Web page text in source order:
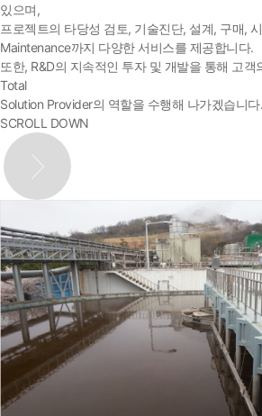
있으며,
프로젝트의 타당성 검토, 기술진단, 설계, 구매,
Maintenance까지 다양한 서비스를 제공합니다.
또한, R&D의 지속적인 투자 및 개발을 통해 고
Total
Solution Provider의 역할을 수행해 나가겠습니다.
SCROLL DOWN